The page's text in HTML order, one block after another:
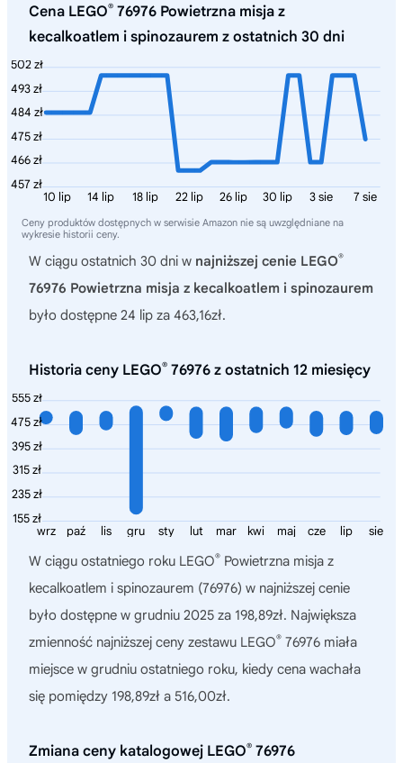
Cena LEGO® 76976 Powietrzna misja z
kecalkoatlem i spinozaurem z ostatnich 30 dni
502 zł
493 zł
484 zł
475 zł
466 zł
457 zł
7 sie
3 sie
30 lip
26 lip
22 lip
18 lip
14 lip
10 lip
Ceny produktów dostępnych w serwisie Amazon nie są uwzględniane na
wykresie historii ceny.
W ciągu ostatnich 30 dni w najniższej cenie LEGO®
76976 Powietrzna misja z kecalkoatlem i spinozaurem
było dostępne 24 lip za 463,16zł.
Historia ceny LEGO® 76976 z ostatnich 12 miesięcy
555 zł
475 zł
395 zł
315 zł
235 zł
155 zł
sie
lip
cze
maj
kwi
mar
lut
sty
gru
lis
paź
wrz
W ciągu ostatniego roku LEGO® Powietrzna misja z
kecalkoatlem i spinozaurem (76976) w najniższej cenie
było dostępne w grudniu 2025 za 198,89zł. Największa
zmienność najniższej ceny zestawu LEGO® 76976 miała
miejsce w grudniu ostatniego roku, kiedy cena wachała
się pomiędzy 198,89zł a 516,00zł.
Zmiana ceny katalogowej LEGO® 76976